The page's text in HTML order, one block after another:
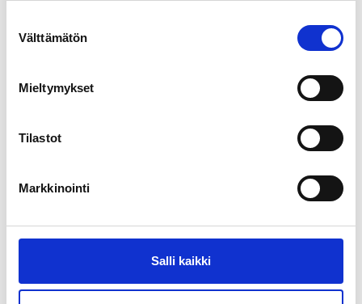
valinta
Välttämätön
Mieltymykset
Tilastot
Markkinointi
Salli kaikki
Ajankohtaista